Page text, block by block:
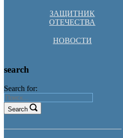
ЗАЩИТНИК
ОТЕЧЕСТВА
НОВОСТИ
search
Search for:
Search